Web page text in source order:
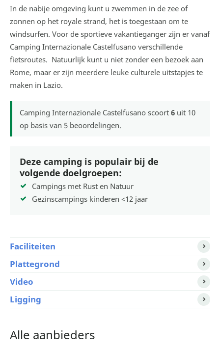
In de nabije omgeving kunt u zwemmen in de zee of
zonnen op het royale strand, het is toegestaan om te
windsurfen. Voor de sportieve vakantieganger zijn er vanaf
Camping Internazionale Castelfusano verschillende
fietsroutes. Natuurlijk kunt u niet zonder een bezoek aan
Rome, maar er zijn meerdere leuke culturele uitstapjes te
maken in Lazio.
Camping Internazionale Castelfusano scoort 6 uit 10
op basis van 5 beoordelingen.
Deze camping is populair bij de
volgende doelgroepen:
Campings met Rust en Natuur
Gezinscampings kinderen <12 jaar
Faciliteiten
Plattegrond
Video
Ligging
Alle aanbieders